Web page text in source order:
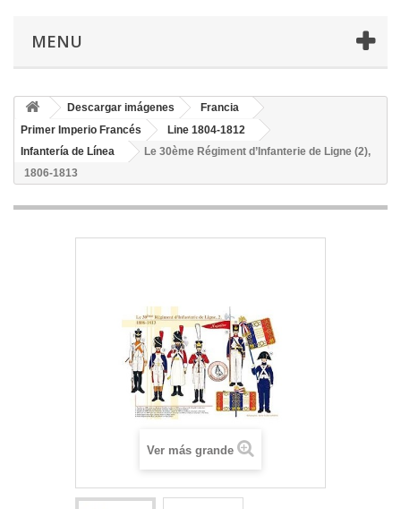
MENU
Descargar imágenes
Francia
Primer Imperio Francés
Line 1804-1812
Infantería de Línea
Le 30ème Régiment d’Infanterie de Ligne (2),
1806-1813
Ver más grande